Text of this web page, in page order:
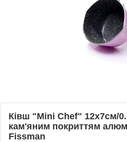
Ківш "Mini Chef" 12х7см/
кам'яним покриттям
Fissman